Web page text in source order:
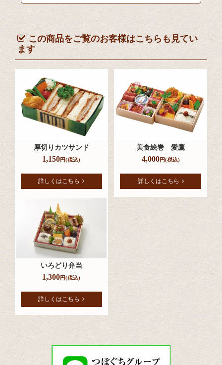
この商品をご覧のお客様はこちらも見てい
ます
厚切りカツサンド
1,150円(税込)
詳しくはこちら
美食絵巻 愛鷹
4,000円(税込)
詳しくはこちら
いろどり弁当
1,300円(税込)
詳しくはこちら